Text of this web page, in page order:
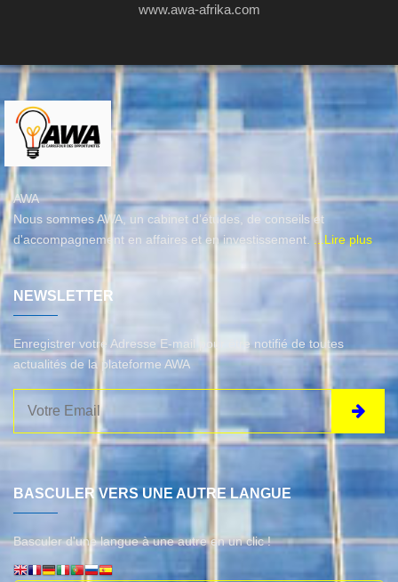
www.awa-afrika.com
AWA
Nous sommes AWA, un cabinet d’études, de conseils et
d'accompagnement en affaires et en investissement.
...Lire plus
NEWSLETTER
Enregistrer votre Adresse E-mail pour être notifié de toutes
actualités de la plateforme AWA
BASCULER VERS UNE AUTRE LANGUE
Basculer d'une langue à une autre en un clic !